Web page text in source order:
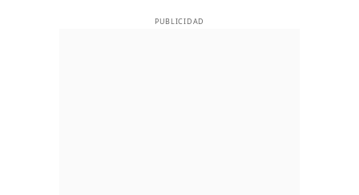
PUBLICIDAD